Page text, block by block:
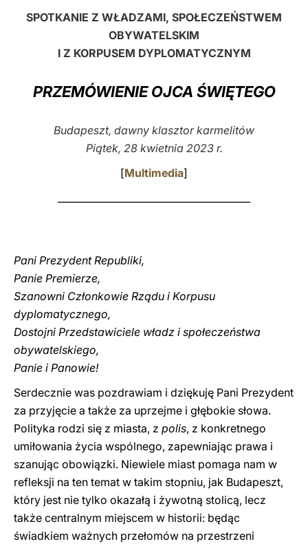
LATINE
SPOTKANIE Z WŁADZAMI, SPOŁECZEŃSTWEM
OBYWATELSKIM
I Z KORPUSEM DYPLOMATYCZNYM
PRZEMÓWIENIE OJCA ŚWIĘTEGO
Budapeszt, dawny klasztor karmelitów
Piątek, 28 kwietnia 2023 r.
[Multimedia]
Pani Prezydent Republiki,
Panie Premierze,
Szanowni Członkowie Rządu i Korpusu
dyplomatycznego,
Dostojni Przedstawiciele władz i społeczeństwa
obywatelskiego,
Panie i Panowie!
Serdecznie was pozdrawiam i dziękuję Pani Prezydent
za przyjęcie a także za uprzejme i głębokie słowa.
Polityka rodzi się z miasta, z polis, z konkretnego
umiłowania życia wspólnego, zapewniając prawa i
szanując obowiązki. Niewiele miast pomaga nam w
refleksji na ten temat w takim stopniu, jak Budapeszt,
który jest nie tylko okazałą i żywotną stolicą, lecz
także centralnym miejscem w historii: będąc
świadkiem ważnych przełomów na przestrzeni